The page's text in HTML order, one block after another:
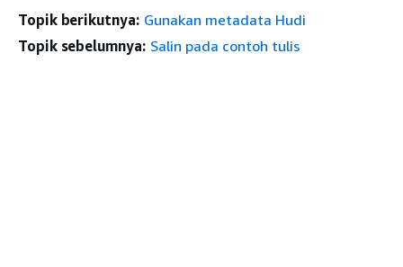
Topik berikutnya: Gunakan metadata Hudi
Topik sebelumnya: Salin pada contoh tulis